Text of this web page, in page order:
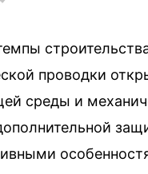
проводки
среды и